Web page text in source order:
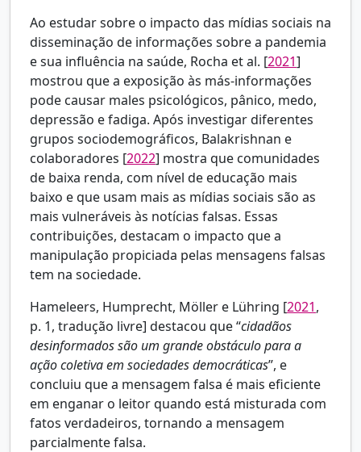
Ao estudar sobre o impacto das mídias sociais na
disseminação de informações sobre a pandemia
e sua influência na saúde, Rocha et al. [2021]
mostrou que a exposição às más-informações
pode causar males psicológicos, pânico, medo,
depressão e fadiga. Após investigar diferentes
grupos sociodemográficos, Balakrishnan e
colaboradores [2022] mostra que comunidades
de baixa renda, com nível de educação mais
baixo e que usam mais as mídias sociais são as
mais vulneráveis às notícias falsas. Essas
contribuições, destacam o impacto que a
manipulação propiciada pelas mensagens falsas
tem na sociedade.
Hameleers, Humprecht, Möller e Lühring [2021,
p. 1, tradução livre] destacou que “cidadãos
desinformados são um grande obstáculo para a
ação coletiva em sociedades democráticas”, e
concluiu que a mensagem falsa é mais eficiente
em enganar o leitor quando está misturada com
fatos verdadeiros, tornando a mensagem
parcialmente falsa.